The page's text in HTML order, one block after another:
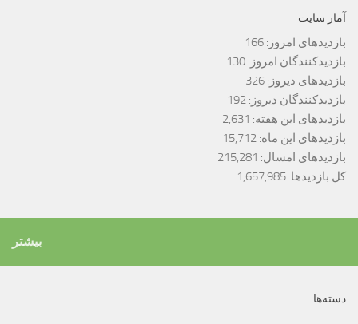
آمار سایت
بازدیدهای امروز: 166
بازدیدکنندگان امروز: 130
بازدیدهای دیروز: 326
بازدیدکنندگان دیروز: 192
بازدیدهای این هفته: 2,631
بازدیدهای این ماه: 15,712
بازدیدهای امسال: 215,281
کل بازدیدها: 1,657,985
بیشتر
دسته‌ها